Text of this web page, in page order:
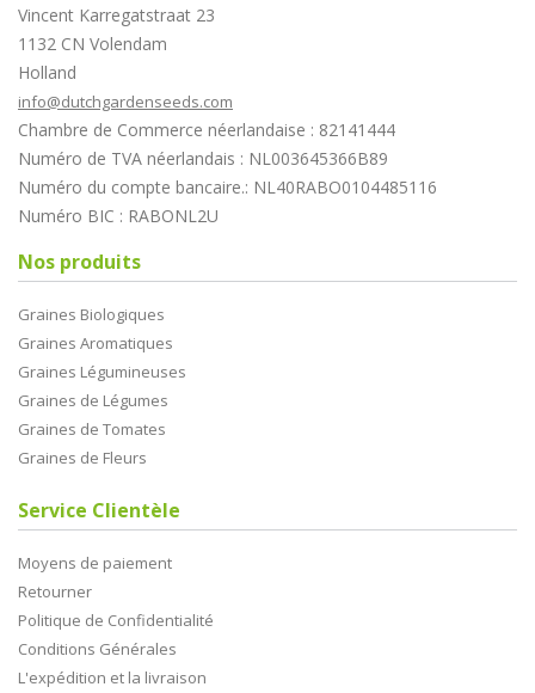
Vincent Karregatstraat 23
1132 CN Volendam
Holland
info@dutchgardenseeds.com
Chambre de Commerce néerlandaise : 82141444
Numéro de TVA néerlandais : NL003645366B89
Numéro du compte bancaire.: NL40RABO0104485116
Numéro BIC : RABONL2U
Nos produits
Graines Biologiques
Graines Aromatiques
Graines Légumineuses
Graines de Légumes
Graines de Tomates
Graines de Fleurs
Service Clientèle
Moyens de paiement
Retourner
Politique de Confidentialité
Conditions Générales
L'expédition et la livraison